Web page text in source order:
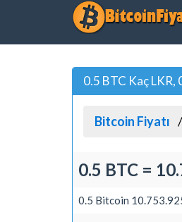
0.5 BTC Kaç LKR,
Bitcoin Fiyatı
0.5 BTC =
0.5 Bitcoin